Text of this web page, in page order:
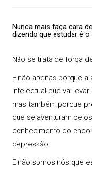
Nunca mais faça cara
dizendo que estudar é o
Não se trata de força
E não apenas porque a
intelectual que vai
mas também porque
que se aventuram
conhecimento do
depressão.
E não somos nós que